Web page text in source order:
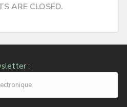
ARE CLOSED.
: